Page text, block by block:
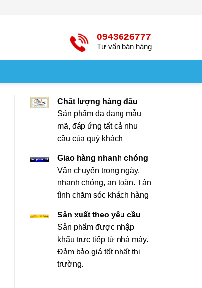
0943626777
Tư vấn bán hàng
Chất lượng hàng đầu
Sản phẩm đa dạng mẫu
mã, đáp ứng tất cả nhu
cầu của quý khách
Giao hàng nhanh chóng
Vận chuyển trong ngày,
nhanh chóng, an toàn. Tận
tình chăm sóc khách hàng
Sản xuất theo yêu cầu
Sản phẩm được nhập
khẩu trực tiếp từ nhà máy.
Đảm bảo giá tốt nhất thị
trường.